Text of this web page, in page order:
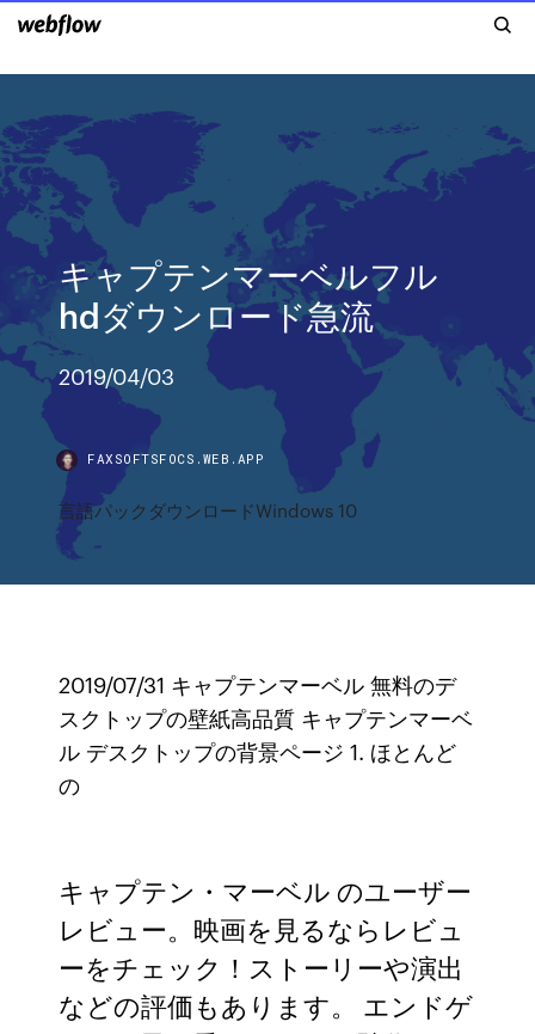
キャプテンマーベルフル
hdダウンロード急流
2019/04/03
FAXSOFTSFOCS.WEB.APP
言語パックダウンロードWindows 10
2019/07/31 キャプテンマーベル 無料のデ
スクトップの壁紙高品質 キャプテンマーベ
ル デスクトップの背景ページ 1. ほとんど
の
キャプテン・マーベル のユーザー
レビュー。映画を見るならレビュ
ーをチェック！ストーリーや演出
などの評価もあります。 エンドゲ